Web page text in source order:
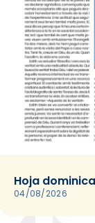
Hoja
04/08/2026